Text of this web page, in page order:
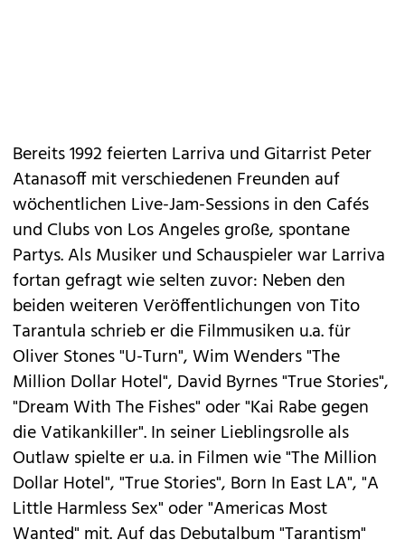
Bereits 1992 feierten Larriva und Gitarrist Peter
Atanasoff mit verschiedenen Freunden auf
wöchentlichen Live-Jam-Sessions in den Cafés
und Clubs von Los Angeles große, spontane
Partys. Als Musiker und Schauspieler war Larriva
fortan gefragt wie selten zuvor: Neben den
beiden weiteren Veröffentlichungen von Tito
Tarantula schrieb er die Filmmusiken u.a. für
Oliver Stones "U-Turn", Wim Wenders "The
Million Dollar Hotel", David Byrnes "True Stories",
"Dream With The Fishes" oder "Kai Rabe gegen
die Vatikankiller". In seiner Lieblingsrolle als
Outlaw spielte er u.a. in Filmen wie "The Million
Dollar Hotel", "True Stories", Born In East LA", "A
Little Harmless Sex" oder "Americas Most